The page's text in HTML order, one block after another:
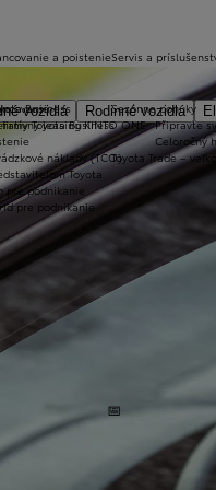
vozidlá Rodinné vozidlá
Business
Toyota Business
náklady (TCO)
Toyota
pre podnikanie
pre podnikanie
a poistenie
leasing KINTO ONE
Servis a
Sezónne ponuky
Připravte
Celoročný
Toyota Trade –